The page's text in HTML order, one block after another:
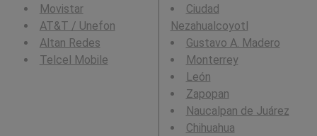
Movistar
AT&T / Unefon
Altan Redes
Telcel Mobile
Ciudad
Nezahualcoyotl
Gustavo A. Madero
Monterrey
León
Zapopan
Naucalpan de Juárez
Chihuahua